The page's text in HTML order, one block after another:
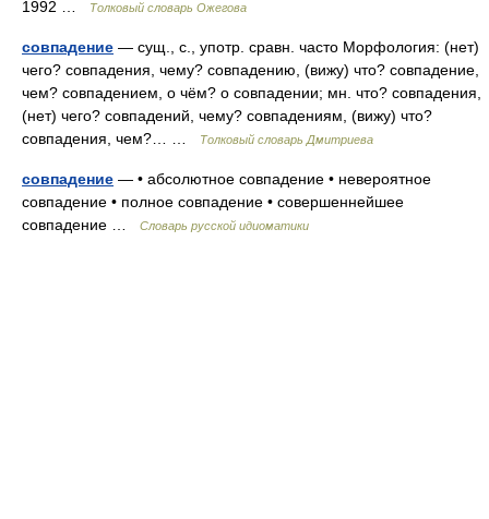
1992 … Толковый словарь Ожегова
совпадение — сущ., с., употр. сравн. часто Морфология: (нет)
чего? совпадения, чему? совпадению, (вижу) что? совпадение,
чем? совпадением, о чём? о совпадении; мн. что? совпадения,
(нет) чего? совпадений, чему? совпадениям, (вижу) что?
совпадения, чем?… …
Толковый словарь Дмитриева
совпадение — • абсолютное совпадение • невероятное
совпадение • полное совпадение • совершеннейшее
совпадение …
Словарь русской идиоматики